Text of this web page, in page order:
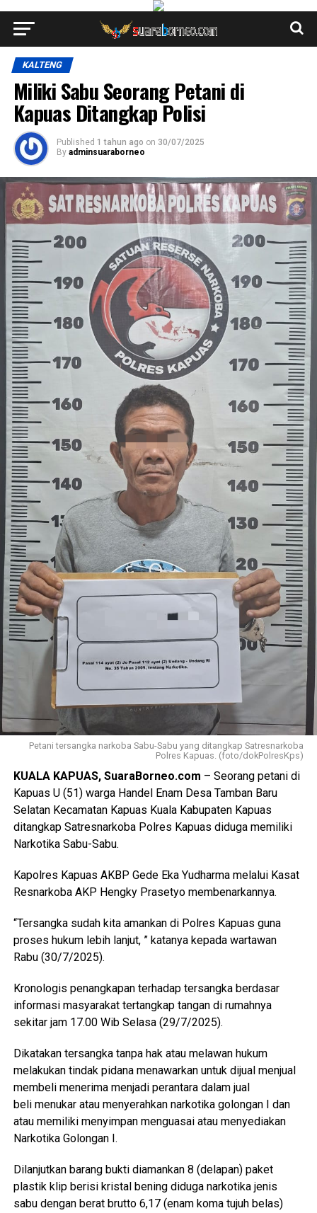
KALTENG
Miliki Sabu Seorang Petani di
Kapuas Ditangkap Polisi
Published 1 tahun ago on 30/07/2025
By adminsuaraborneo
Petani tersangka narkoba Sabu-Sabu yang ditangkap Satresnarkoba
Polres Kapuas. (foto/dokPolresKps)
KUALA KAPUAS, SuaraBorneo.com – Seorang petani di
Kapuas U (51) warga Handel Enam Desa Tamban Baru
Selatan Kecamatan Kapuas Kuala Kabupaten Kapuas
ditangkap Satresnarkoba Polres Kapuas diduga memiliki
Narkotika Sabu-Sabu.
Kapolres Kapuas AKBP Gede Eka Yudharma melalui Kasat
Resnarkoba AKP Hengky Prasetyo membenarkannya.
“Tersangka sudah kita amankan di Polres Kapuas guna
proses hukum lebih lanjut, ” katanya kepada wartawan
Rabu (30/7/2025).
Kronologis penangkapan terhadap tersangka berdasar
informasi masyarakat tertangkap tangan di rumahnya
sekitar jam 17.00 Wib Selasa (29/7/2025).
Dikatakan tersangka tanpa hak atau melawan hukum
melakukan tindak pidana menawarkan untuk dijual menjual
membeli menerima menjadi perantara dalam jual
beli menukar atau menyerahkan narkotika golongan I dan
atau memiliki menyimpan menguasai atau menyediakan
Narkotika Golongan I.
Dilanjutkan barang bukti diamankan 8 (delapan) paket
plastik klip berisi kristal bening diduga narkotika jenis
sabu dengan berat brutto 6,17 (enam koma tujuh belas)